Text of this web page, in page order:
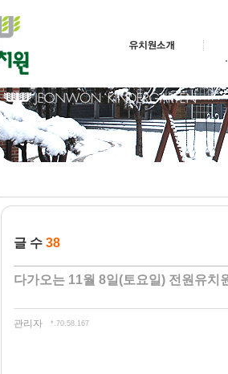
글 수 38
다가오는 11월 8일(토요일) 전원유치
관리자 *.70.58.167